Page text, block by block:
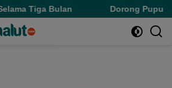
Bulan Dorong Pupuk